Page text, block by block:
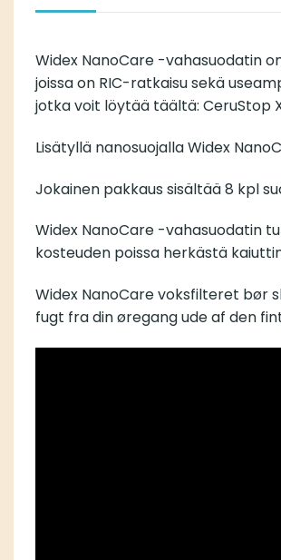
Widex NanoCare -vahasuodatin
joissa on RIC-ratkaisu sekä
jotka voit löytää täältä: CeruStop
Lisätyllä nanosuojalla Widex
Jokainen pakkaus sisältää 8 kpl
Widex NanoCare -vahasuodatin
kosteuden poissa herkästä
Widex NanoCare voksfilteret bør
fugt fra din øregang ude af den